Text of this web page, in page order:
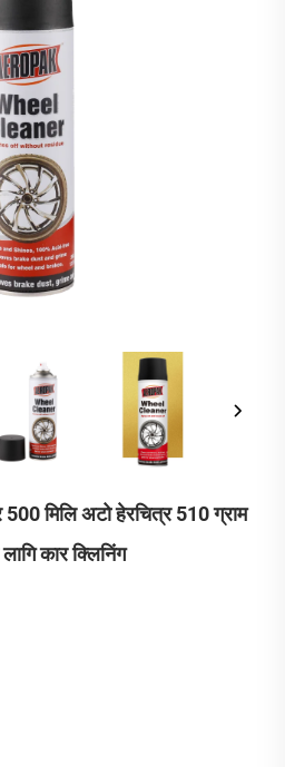
मिलि अटो हेरचित्र 510 ग्राम
कार क्लिनिंग